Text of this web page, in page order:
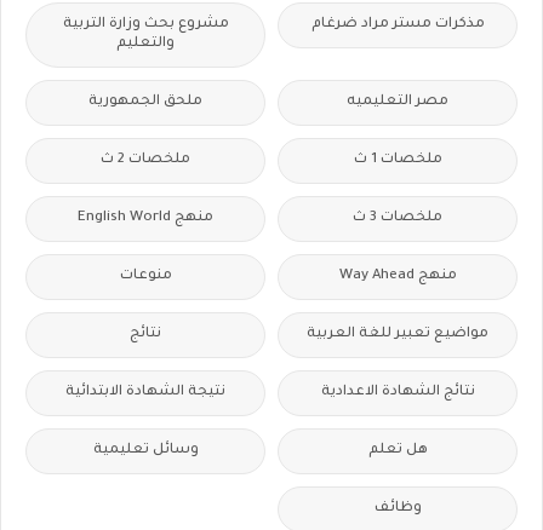
مذكرات مستر مراد ضرغام
مشروع بحث وزارة التربية
والتعليم
مصر التعليميه ملحق الجمهورية
ملخصات 1 ث ملخصات 2 ث
ملخصات 3 ث منهج English World
منهج Way Ahead منوعات
مواضيع تعبير للغة العربية نتائج
نتائج الشهادة الاعدادية نتيجة الشهادة الابتدائية
هل تعلم وسائل تعليمية
وظائف